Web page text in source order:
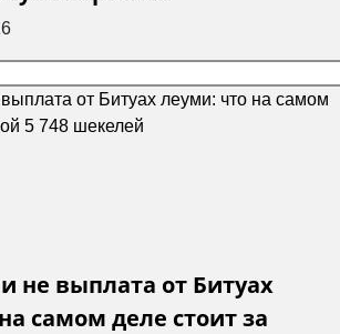
не выплата от Битуах
самом деле стоит за